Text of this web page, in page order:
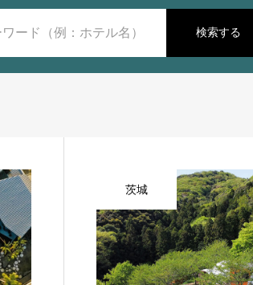
検索する
茨城